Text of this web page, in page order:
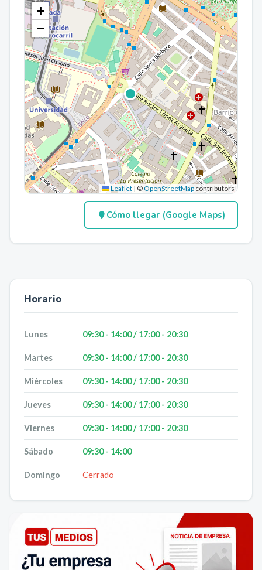
+
−
Leaflet | ©OpenStreetMap contributors
Cómo llegar (Google Maps)
Horario
Lunes 09:30 - 14:00 / 17:00 - 20:30
Martes 09:30 - 14:00 / 17:00 - 20:30
Miércoles 09:30 - 14:00 / 17:00 - 20:30
Jueves 09:30 - 14:00 / 17:00 - 20:30
Viernes 09:30 - 14:00 / 17:00 - 20:30
Sábado 09:30 - 14:00
Domingo Cerrado